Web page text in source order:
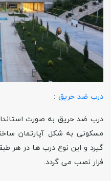
درب ضد حریق :
درب ضد حریق به صورت
مسکونی به شکل آپارتمان
گیرد و این نوع درب ها در هر
فرار نصب می گردد.